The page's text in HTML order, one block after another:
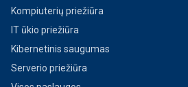
Kompiuterių priežiūra
IT ūkio priežiūra
Kibernetinis saugumas
Serverio priežiūra